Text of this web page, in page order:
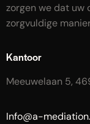
zorgen we dat uw
zorgvuldige
Kantoor
Meeuwelaan 5,
Info@a-